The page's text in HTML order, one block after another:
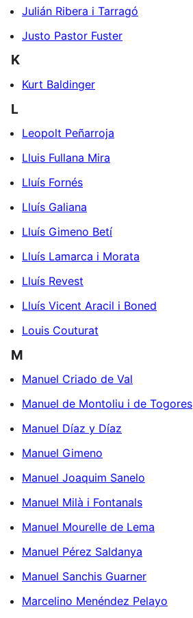
Julián Ribera i Tarragó
Justo Pastor Fuster
K
Kurt Baldinger
L
Leopolt Peñarroja
Lluis Fullana Mira
Lluís Fornés
Lluís Galiana
Lluís Gimeno Betí
Lluís Lamarca i Morata
Lluís Revest
Lluís Vicent Aracil i Boned
Louis Couturat
M
Manuel Criado de Val
Manuel de Montoliu i de Togores
Manuel Díaz y Díaz
Manuel Gimeno
Manuel Joaquim Sanelo
Manuel Milà i Fontanals
Manuel Mourelle de Lema
Manuel Pérez Saldanya
Manuel Sanchis Guarner
Marcelino Menéndez Pelayo